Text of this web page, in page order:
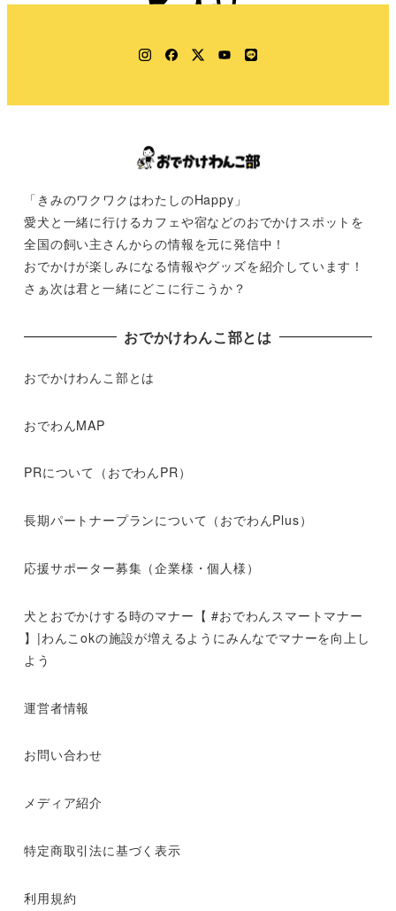
Instagram
Facebook
TwitterYouTube
LINE
「きみのワクワクはわたしのHappy」
愛犬と一緒に行けるカフェや宿などのおでかけスポットを
全国の飼い主さんからの情報を元に発信中！
おでかけが楽しみになる情報やグッズを紹介しています！
さぁ次は君と一緒にどこに行こうか？
おでかけわんこ部とは
おでかけわんこ部とは
おでわんMAP
PRについて（おでわんPR）
長期パートナープランについて（おでわんPlus）
応援サポーター募集（企業様・個人様）
犬とおでかけする時のマナー【 #おでわんスマートマナー
】|わんこokの施設が増えるようにみんなでマナーを向上し
よう
運営者情報
お問い合わせ
メディア紹介
特定商取引法に基づく表示
利用規約